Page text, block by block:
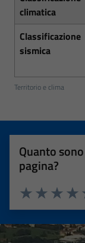
Territorio e clima
climatica
Classificazione
sismica
Quanto
pagina?
Valuta
Valuta 2
Valuta 1 stelle